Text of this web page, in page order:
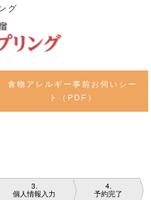
グ
食物アレルギー事前お伺いシー
ト（PDF）
3
個人情報入力
4
予約完了